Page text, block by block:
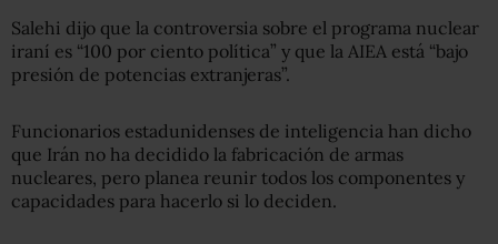
Salehi dijo que la controversia sobre el programa nuclear
iraní es “100 por ciento política” y que la AIEA está “bajo
presión de potencias extranjeras”.
Funcionarios estadunidenses de inteligencia han dicho
que Irán no ha decidido la fabricación de armas
nucleares, pero planea reunir todos los componentes y
capacidades para hacerlo si lo deciden.